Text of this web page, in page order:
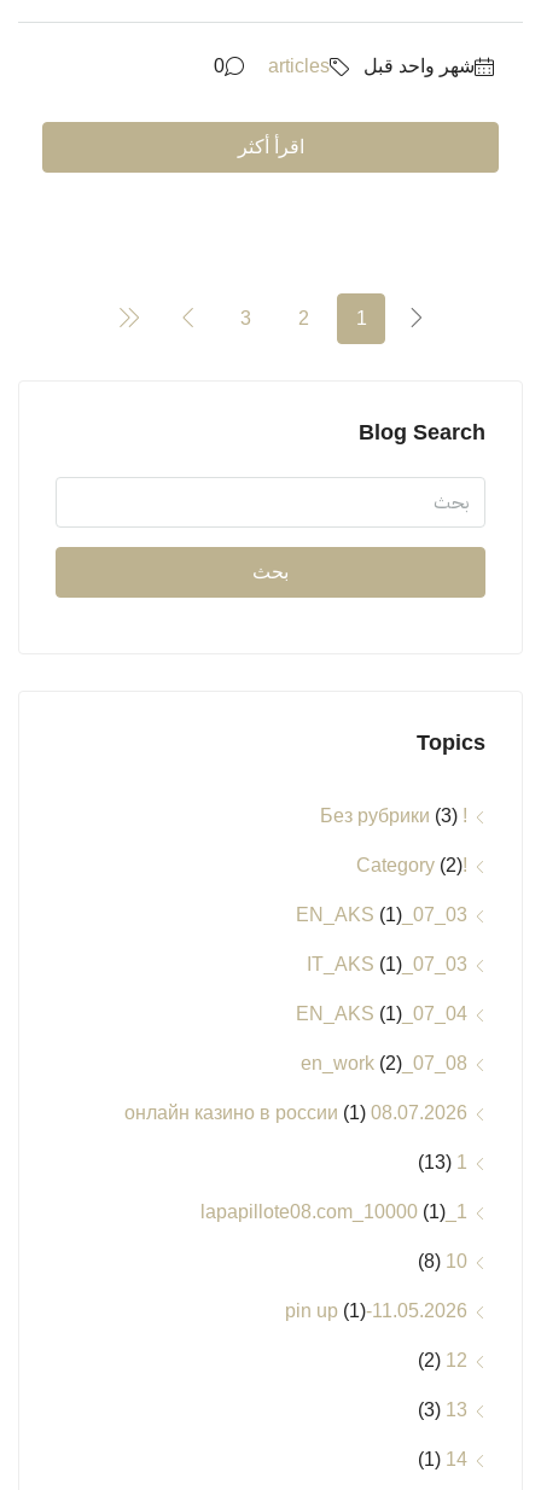
‏شهر واحد قبل articles
0
اقرأ أكثر
1
2
3
Blog Search
بحث
Topics
! Без рубрики
(3)
!Category
(2)
03_07_EN_AKS
(1)
03_07_IT_AKS
(1)
04_07_EN_AKS
(1)
08_07_en_work
(2)
08.07.2026 онлайн казино в россии
(1)
1
(13)
1_lapapillote08.com_10000
(1)
10
(8)
11.05.2026-pin up
(1)
12
(2)
13
(3)
14
(1)